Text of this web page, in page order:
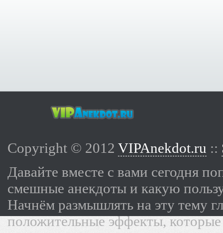
Copyright © 2012 VIPAnekdot.ru ::
Давайте вместе с вами сегодня
смешные анекдоты и какую
Начнём размышлять на эту тему
положительные эффекты,